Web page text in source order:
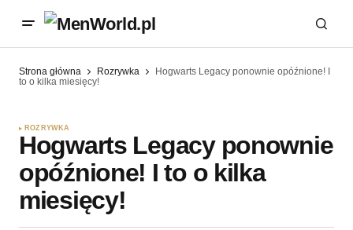
Strona główna Rozrywka
Hogwarts Legacy ponownie opóźnione! I
to o kilka miesięcy!
ROZRYWKA
Hogwarts Legacy ponownie
opóźnione! I to o kilka
miesięcy!